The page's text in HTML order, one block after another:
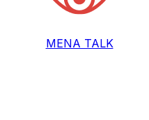
MENA TALK